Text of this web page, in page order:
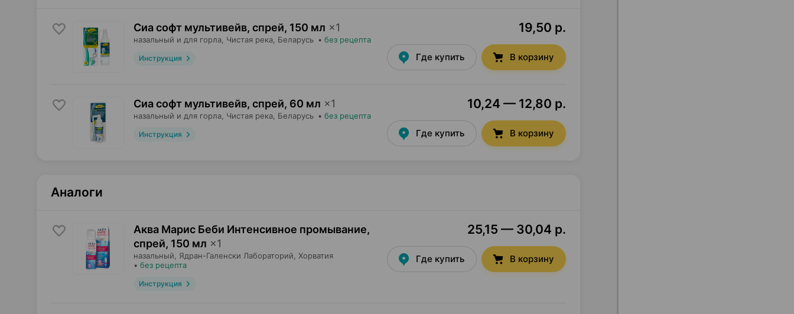
Сиа софт мультивейв, спрей, 150 мл ×1
назальный и для горла, Чистая река , Беларусь • без рецепта
Инструкция
19,50 р.
Где купить В корзину
Сиа софт мультивейв, спрей, 60 мл ×1
назальный и для горла, Чистая река , Беларусь • без рецепта
Инструкция
10,24 — 12,80 р.
Где купить В корзину
Аналоги
Аква Марис Беби Интенсивное промывание,
спрей, 150 мл ×1
назальный, Ядран-Галенски Лабораторий , Хорватия
• без рецепта
Инструкция
25,15 — 30,04 р.
Где купить В корзину